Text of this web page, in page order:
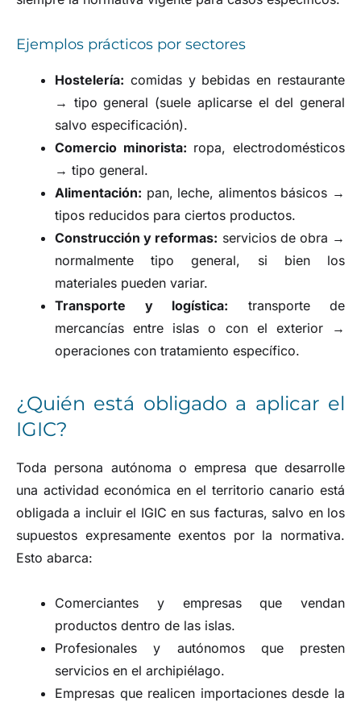
Ejemplos prácticos por sectores
Hostelería: comidas y bebidas en restaurante
→ tipo general (suele aplicarse el del general
salvo especificación).
Comercio minorista: ropa, electrodomésticos
→ tipo general.
Alimentación: pan, leche, alimentos básicos →
tipos reducidos para ciertos productos.
Construcción y reformas: servicios de obra →
normalmente tipo general, si bien los
materiales pueden variar.
Transporte y logística: transporte de
mercancías entre islas o con el exterior →
operaciones con tratamiento específico.
¿Quién está obligado a aplicar el
IGIC?
Toda persona autónoma o empresa que desarrolle
una actividad económica en el territorio canario está
obligada a incluir el IGIC en sus facturas, salvo en los
supuestos expresamente exentos por la normativa.
Esto abarca:
Comerciantes y empresas que vendan
productos dentro de las islas.
Profesionales y autónomos que presten
servicios en el archipiélago.
Empresas que realicen importaciones desde la